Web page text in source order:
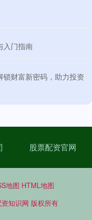
入门指南
财富新密码，助力投资
股票配资官网
地图 HTML地图
知识网 版权所有